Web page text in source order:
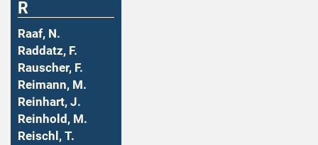
R
Raaf, N.
Raddatz, F.
Rauscher, F.
Reimann, M.
Reinhart, J.
Reinhold, M.
Reischl, T.